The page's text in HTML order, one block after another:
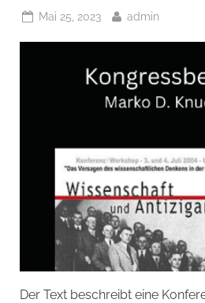
Posted
Mai 25, 2023 By
admin
Der Text beschreibt eine